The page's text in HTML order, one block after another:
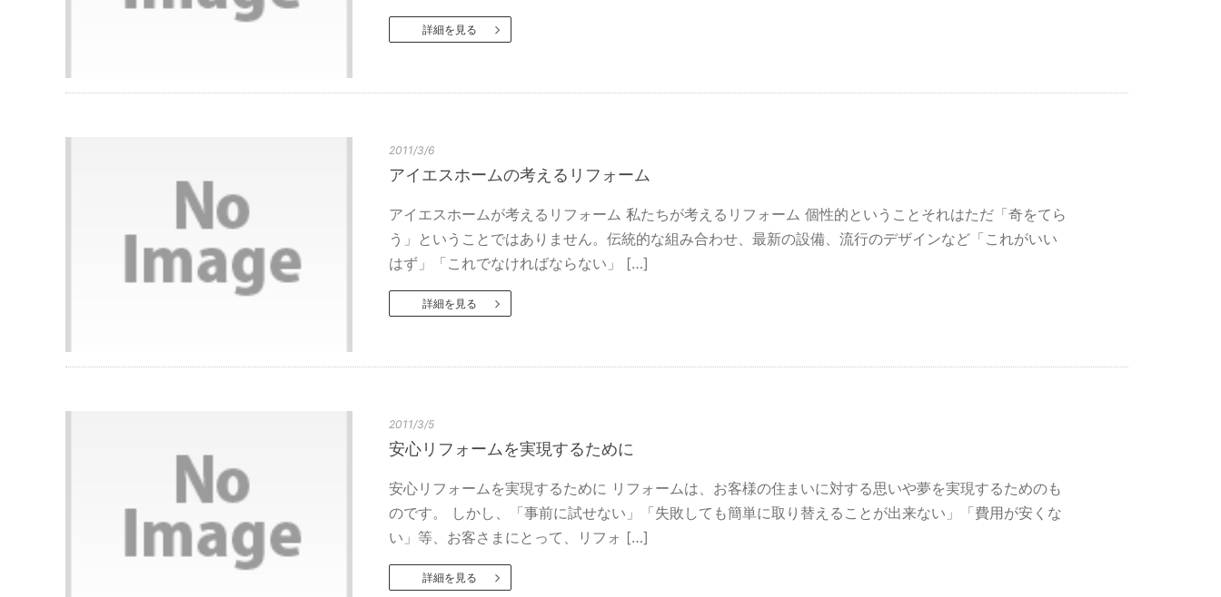
詳細を見る
2011/3/6
アイエスホームの考えるリフォーム
アイエスホームが考えるリフォーム 私たちが考えるリフォーム 個性的ということそれはただ「奇をてら
う」ということではありません。伝統的な組み合わせ、最新の設備、流行のデザインなど「これがいい
はず」「これでなければならない」 […]
詳細を見る
2011/3/5
安心リフォームを実現するために
安心リフォームを実現するために リフォームは、お客様の住まいに対する思いや夢を実現するためのも
のです。 しかし、「事前に試せない」「失敗しても簡単に取り替えることが出来ない」「費用が安くな
い」等、お客さまにとって、リフォ […]
詳細を見る